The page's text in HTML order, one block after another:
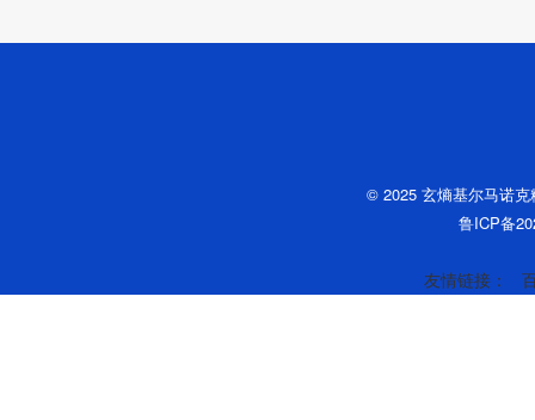
© 2025 玄熵基尔马诺
鲁ICP备
友情链接：